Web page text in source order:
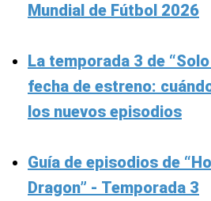
Mundial de Fútbol 2026
La temporada 3 de
fecha de estreno:
los nuevos episodios
Guía de episodios de
Dragon” - Temporada 3